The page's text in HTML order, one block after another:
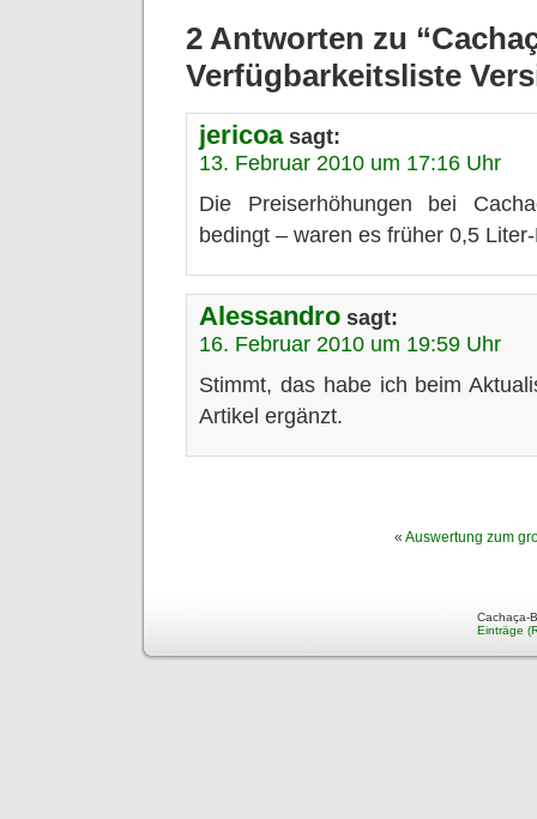
2 Antworten zu
Verfügbarkeitsliste
jericoa sagt:
13. Februar 2010 um 17:16 Uhr
Die Preiserhöhungen bei
bedingt – waren es früher 0,5
Alessandro sagt:
16. Februar 2010 um 19:59 Uhr
Stimmt, das habe ich beim
Artikel ergänzt.
« Auswertung zum
Cachaça-
Einträge